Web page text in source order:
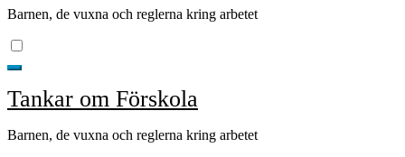
Barnen, de vuxna och reglerna kring arbetet
Tankar om Förskola
Barnen, de vuxna och reglerna kring arbetet